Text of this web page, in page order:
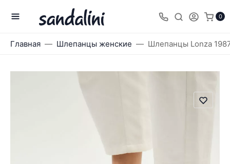
0
Главная Шлепанцы женские Шлепанцы Lonza